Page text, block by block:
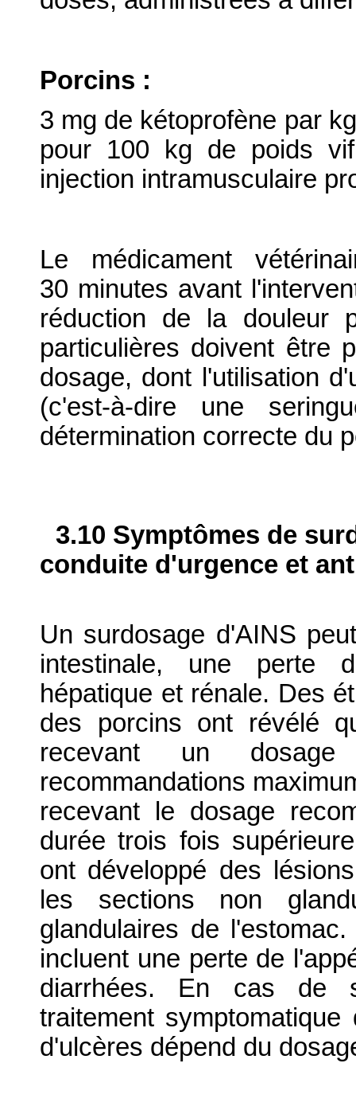
Porcins :
3 mg de kétoprofène par
pour 100 kg de poids
injection intramusculaire
Le médicament
30 minutes avant
réduction de la douleur
particulières doivent être
dosage, dont l'utilisation
(c'est-à-dire une
détermination correcte du
3.10 Symptômes de
conduite d'urgence et
Un surdosage d'AINS
intestinale, une perte
hépatique et rénale. Des
des porcins ont révélé
recevant un
recommandations
recevant le dosage
durée trois fois
ont développé des
les sections non
glandulaires de
incluent une perte de
diarrhées. En cas de
traitement
d'ulcères dépend du